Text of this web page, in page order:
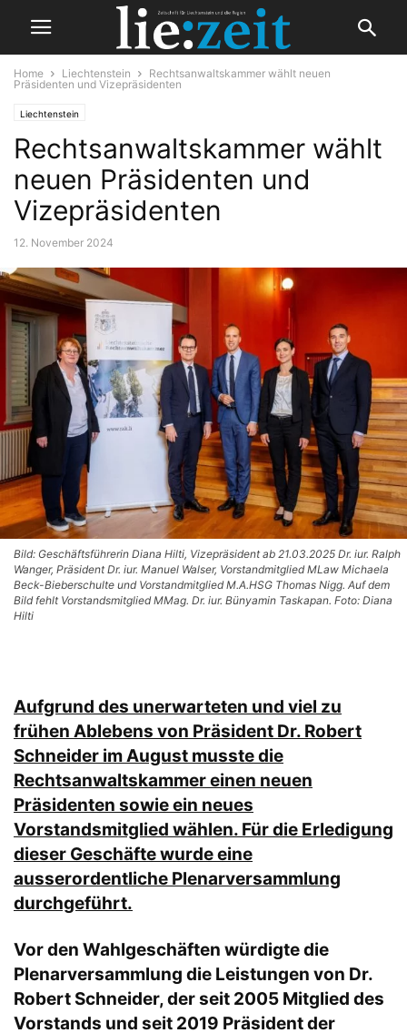
Home Liechtenstein
Rechtsanwaltskammer wählt neuen
Präsidenten und Vizepräsidenten
Liechtenstein
Rechtsanwaltskammer wählt
neuen Präsidenten und
Vizepräsidenten
12. November 2024
Bild: Geschäftsführerin Diana Hilti, Vizepräsident ab 21.03.2025 Dr. iur. Ralph
Wanger, Präsident Dr. iur. Manuel Walser, Vorstandmitglied MLaw Michaela
Beck-Bieberschulte und Vorstandmitglied M.A.HSG Thomas Nigg. Auf dem
Bild fehlt Vorstandsmitglied MMag. Dr. iur. Bünyamin Taskapan. Foto: Diana
Hilti
Aufgrund des unerwarteten und viel zu
frühen Ablebens von Präsident Dr. Robert
Schneider im August musste die
Rechtsanwaltskammer einen neuen
Präsidenten sowie ein neues
Vorstandsmitglied wählen. Für die Erledigung
dieser Geschäfte wurde eine
ausserordentliche Plenarversammlung
durchgeführt.
Vor den Wahlgeschäften würdigte die
Plenarversammlung die Leistungen von Dr.
Robert Schneider, der seit 2005 Mitglied des
Vorstands und seit 2019 Präsident der